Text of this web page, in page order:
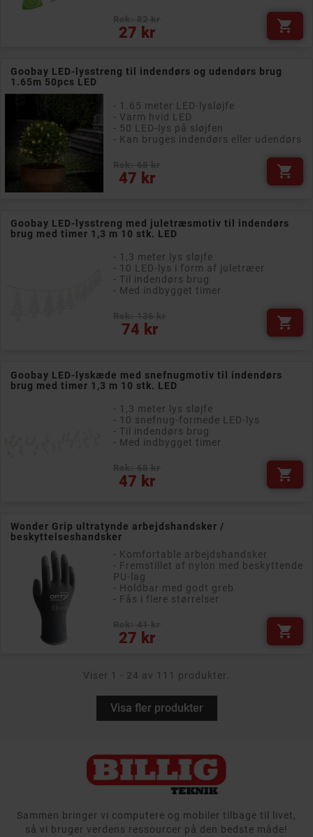
27 kr
Pris 
Goobay LED-lysstreng til indendørs og udendørs brug
1.65m 50pcs LED
- 1.65 meter LED-lysløjfe
- Varm hvid LED
- 50 LED-lys på sløjfen
- Kan bruges indendørs eller udendørs
47 kr
Pris 
Goobay LED-lysstreng med juletræsmotiv til indendørs
brug med timer 1,3 m 10 stk. LED
- 1,3 meter lys sløjfe
- 10 LED-lys i form af juletræer
- Til indendørs brug
- Med indbygget timer
74 kr
Pris 
Goobay LED-lyskæde med snefnugmotiv til indendørs
brug med timer 1,3 m 10 stk. LED
- 1,3 meter lys sløjfe
- 10 snefnug-formede LED-lys
- Til indendørs brug
- Med indbygget timer
47 kr
Pris 
Wonder Grip ultratynde arbejdshandsker /
beskyttelseshandsker
- Komfortable arbejdshandsker
- Fremstillet af nylon med beskyttende
PU-lag
- Holdbar med godt greb
- Fås i flere størrelser
27 kr
Pris 
Viser 1 - 24 av 111 produkter.
Visa fler produkter
Sammen bringer vi computere og mobiler tilbage til livet,
så vi bruger verdens ressourcer på den bedste måde!